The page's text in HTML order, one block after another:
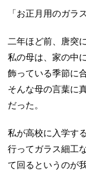
「お正月用のガラ
二年ほど前、唐突
私の母は、家の中
飾っている季節に
そんな母の言葉に
だった。
私が高校に入学す
行ってガラス細工
て回るというのが